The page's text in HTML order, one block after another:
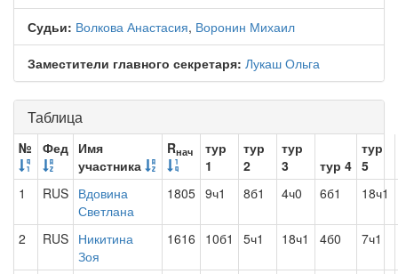
Судьи: Волкова Анастасия, Воронин Михаил
Заместители главного секретаря: Лукаш Ольга
Таблица
№ Фед Имя
участника
Rнач
тур
1
тур
2
тур
3
тур 4
тур
5
1
RUS Вдовина
Светлана
1805 9ч1 8б1 4ч0 6б1 18ч1
2 RUS Никитина
Зоя
1616 10б1 5ч1 18ч1 4б0 7ч1